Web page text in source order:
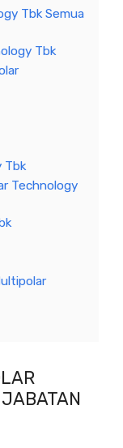
Tbk Semua
Tbk
Tbk
Technology